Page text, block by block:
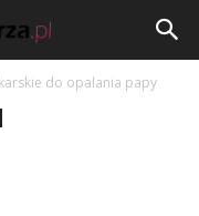
do opalania papy